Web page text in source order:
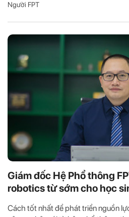
Người FPT
Giám đốc Hệ Phổ thông
robotics từ sớm cho học
Cách tốt nhất để phát triển nguồn